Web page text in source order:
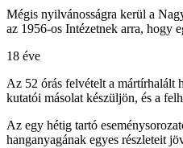
Mégis nyilvánosságra kerül a
az 1956-os Intézetnek arra, hogy
18 éve
Az 52 órás felvételt a mártírhalált
kutatói másolat készüljön, és a
Az egy hétig tartó
hanganyagának egyes részleteit